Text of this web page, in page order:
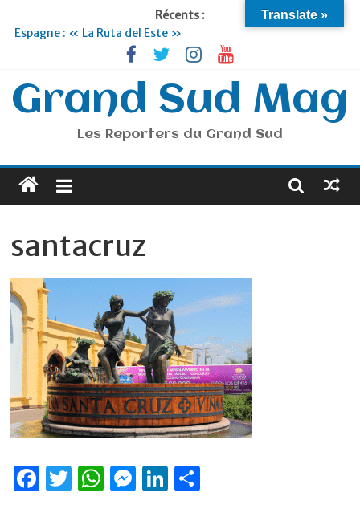
Récents :
Espagne : « La Ruta del Este »
Lyon : « Cirque Imagine »… Retour le 19 Septembre !
Briançon et la Vallée de Serre Chevalier : Le virage vert au
sommet
Je suis en Voyage
Portugal : « Tout l’Alentejo à pied »
Grand Sud Mag
Les Reporters du Grand Sud
santacruz
F
T
W M Li
Translate »